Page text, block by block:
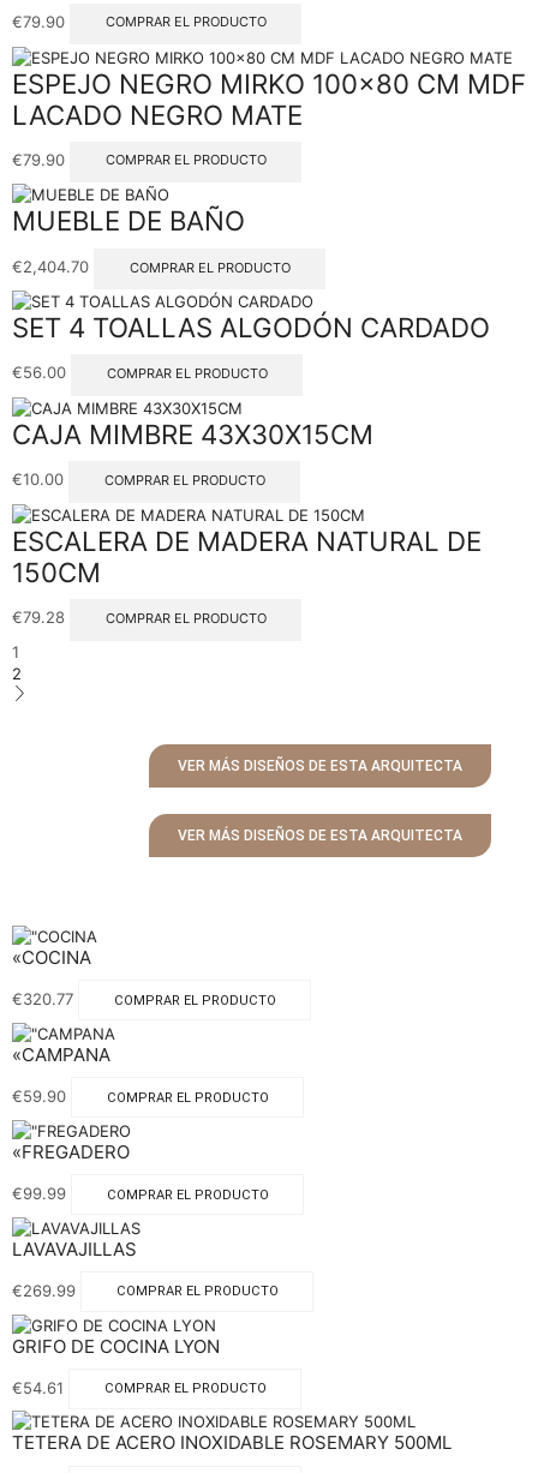
€79.90 COMPRAR EL PRODUCTO
ESPEJO NEGRO MIRKO 100×80 CM MDF
LACADO NEGRO MATE
€79.90 COMPRAR EL PRODUCTO
MUEBLE DE BAÑO
€2,404.70 COMPRAR EL PRODUCTO
SET 4 TOALLAS ALGODÓN CARDADO
€56.00 COMPRAR EL PRODUCTO
CAJA MIMBRE 43X30X15CM
€10.00 COMPRAR EL PRODUCTO
ESCALERA DE MADERA NATURAL DE
150CM
€79.28 COMPRAR EL PRODUCTO
1
2
VER MÁS DISEÑOS DE ESTA ARQUITECTA
VER MÁS DISEÑOS DE ESTA ARQUITECTA
«COCINA
€320.77 COMPRAR EL PRODUCTO
«CAMPANA
€59.90 COMPRAR EL PRODUCTO
«FREGADERO
€99.99 COMPRAR EL PRODUCTO
LAVAVAJILLAS
€269.99 COMPRAR EL PRODUCTO
GRIFO DE COCINA LYON
€54.61 COMPRAR EL PRODUCTO
TETERA DE ACERO INOXIDABLE ROSEMARY 500ML